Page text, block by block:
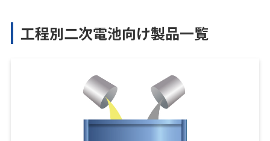
工程別二次電池向け製品一覧